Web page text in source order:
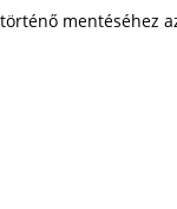
mentéséhez